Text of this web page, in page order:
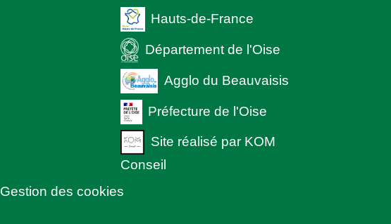
Hauts-de-France
Département de l'Oise
Agglo du Beauvaisis
Préfecture de l'Oise
Site réalisé par KOM
Conseil
Gestion des cookies